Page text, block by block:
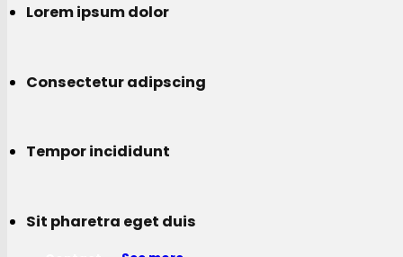
Lorem ipsum dolor
Consectetur adipscing
Tempor incididunt
Sit pharetra eget duis